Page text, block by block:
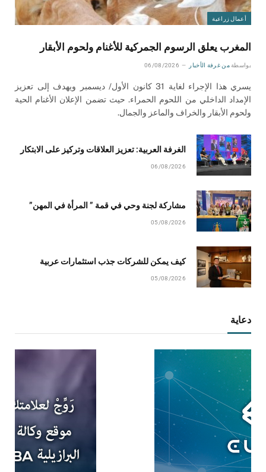
أعمال زراعية
المغرب يعلق الرسوم الجمركية للأغنام ولحوم الأبقار
بواسطة من غرفة الأخبار 06/08/2026
يسري هذا الإجراء لغاية 31 كانون الأول/ ديسمبر ويهدف إلى تعزيز
الإمداد الداخلي من اللحوم الحمراء. حيث تضمن الإعلان الأغنام الحية
ولحوم الأبقار والخراف والماعز والجمال.
الغرفة العربية: تعزيز العلاقات وتركيز على الابتكار
06/08/2026
مشاركة لجنة وحي في قمة ” المرأة في المهن”
05/08/2026
كيف يمكن للشركات جذب استثمارات عربية
05/08/2026
دعاية